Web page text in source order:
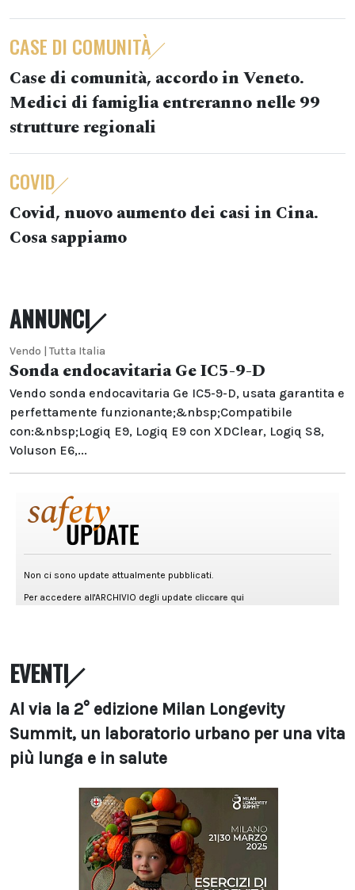
CASE DI COMUNITÀ
Case di comunità, accordo in Veneto.
Medici di famiglia entreranno nelle 99
strutture regionali
COVID
Covid, nuovo aumento dei casi in Cina.
Cosa sappiamo
ANNUNCI
Vendo | Tutta Italia
Sonda endocavitaria Ge IC5-9-D
Vendo sonda endocavitaria Ge IC5-9-D, usata garantita e
perfettamente funzionante;&nbsp;Compatibile
con:&nbsp;Logiq E9, Logiq E9 con XDClear, Logiq S8,
Voluson E6,...
EVENTI
Al via la 2° edizione Milan Longevity
Summit, un laboratorio urbano per una vita
più lunga e in salute